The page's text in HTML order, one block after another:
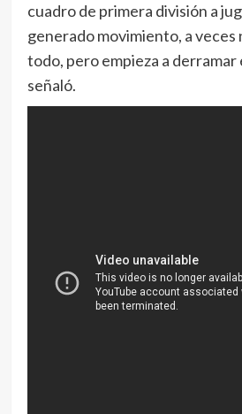
cuadro de primera división a
generado movimiento, a veces
todo, pero empieza a derramar
señaló.